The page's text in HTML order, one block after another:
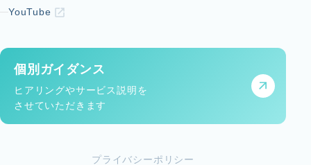
YouTube
個別ガイダンス
ヒアリングやサービス説明を
させていただきます
プライバシーポリシー